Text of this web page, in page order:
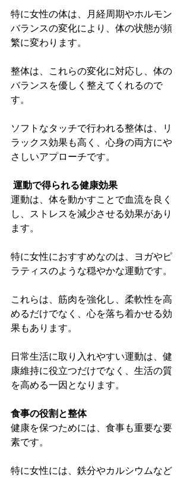
特に女性の体は、月経周期やホルモン
バランスの変化により、体の状態が頻
繁に変わります。
整体は、これらの変化に対応し、体の
バランスを優しく整えてくれるので
す。
ソフトなタッチで行われる整体は、リ
ラックス効果も高く、心身の両方にや
さしいアプローチです。
運動で得られる健康効果
運動は、体を動かすことで血流を良く
し、ストレスを減少させる効果があり
ます。
特に女性におすすめなのは、ヨガやピ
ラティスのような穏やかな運動です。
これらは、筋肉を強化し、柔軟性を高
めるだけでなく、心を落ち着かせる効
果もあります。
日常生活に取り入れやすい運動は、健
康維持に役立つだけでなく、生活の質
を高める一因となります。
食事の役割と整体
健康を保つためには、食事も重要な要
素です。
特に女性には、鉄分やカルシウムなど